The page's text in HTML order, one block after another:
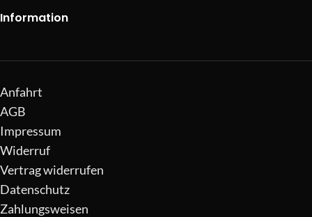
Information
Anfahrt
AGB
Impressum
Widerruf
Vertrag widerrufen
Datenschutz
Zahlungsweisen